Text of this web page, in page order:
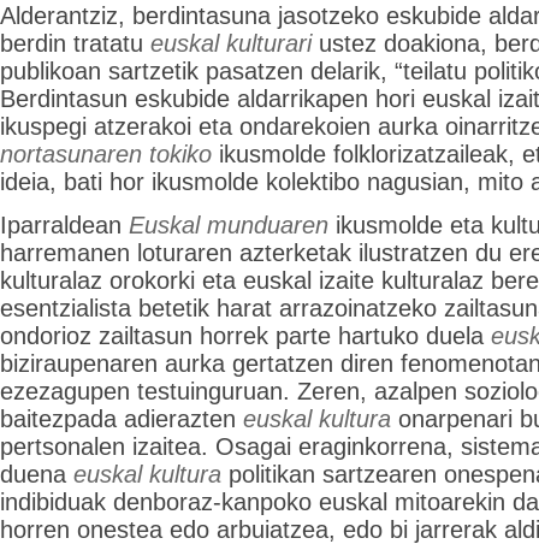
Alderantziz, berdintasuna jasotzeko eskubide
berdin tratatu euskal kulturariustez doakiona,
publikoan sartzetik pasatzen delarik, “teilatu
Berdintasun eskubide aldarrikapen hori euskal
ikuspegi atzerakoi eta ondarekoien aurka
nortasunaren tokiko ikusmolde folklorizatzaileak,
ideia, bati hor ikusmolde kolektibo nagusian, mito
Iparraldean Euskal munduaren ikusmolde eta
harremanen loturaren azterketak ilustratzen du
kulturalaz orokorki eta euskal izaite kulturalaz
esentzialista betetik harat arrazoinatzeko
ondorioz zailtasun horrek parte hartuko duela
biziraupenaren aurka gertatzen diren
ezezagupen testuinguruan. Zeren, azalpen
baitezpada adierazten euskal kultura onarpenari
pertsonalen izaitea. Osagai eraginkorrena,
duena euskal kultura politikan sartzearen
indibiduak denboraz-kanpoko euskal mitoarekin
horren onestea edo arbuiatzea, edo bi jarrerak